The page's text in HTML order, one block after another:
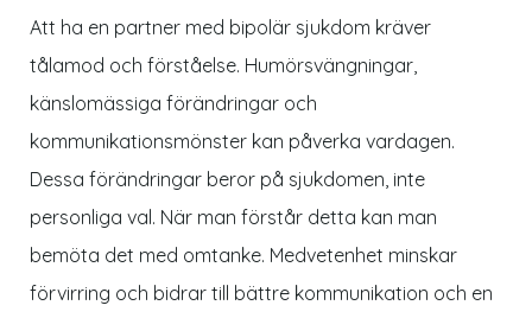
Att ha en partner med bipolär sjukdom kräver
tålamod och förståelse. Humörsvängningar,
känslomässiga förändringar och
kommunikationsmönster kan påverka vardagen.
Dessa förändringar beror på sjukdomen, inte
personliga val. När man förstår detta kan man
bemöta det med omtanke. Medvetenhet minskar
förvirring och bidrar till bättre kommunikation och en